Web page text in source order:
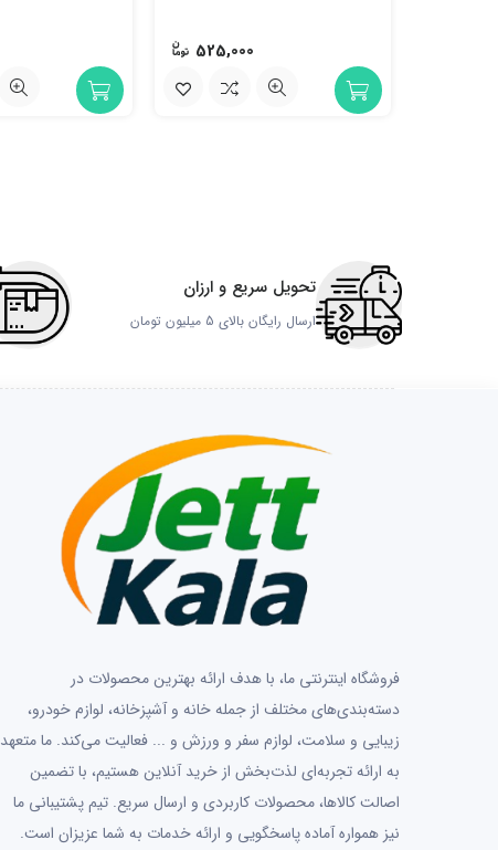
525,000
تحویل سریع و ارزان
ارسال رایگان بالای 5 میلیون تومان
فروشگاه اینترنتی ما، با هدف ارائه بهترین محصولات در
دسته‌بندی‌های مختلف از جمله خانه و آشپزخانه، لوازم خودرو،
زیبایی و سلامت، لوازم سفر و ورزش و ... فعالیت می‌کند. ما متعهد
به ارائه تجربه‌ای لذت‌بخش از خرید آنلاین هستیم، با تضمین
اصالت کالاها، محصولات کاربردی و ارسال سریع. تیم پشتیبانی ما
نیز همواره آماده پاسخگویی و ارائه خدمات به شما عزیزان است.